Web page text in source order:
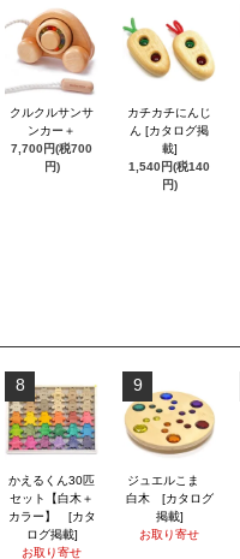
クルクルサンサ
ンカー＋
7,700円(税700
円)
カチカチにんじ
ん [カタログ掲
載]
1,540円(税140
円)
8
かえるくん30匹
セット【白木＋
カラー】 [カタ
ログ掲載]
お取り寄せ
9
ジュエルこま
白木 [カタログ
掲載]
お取り寄せ